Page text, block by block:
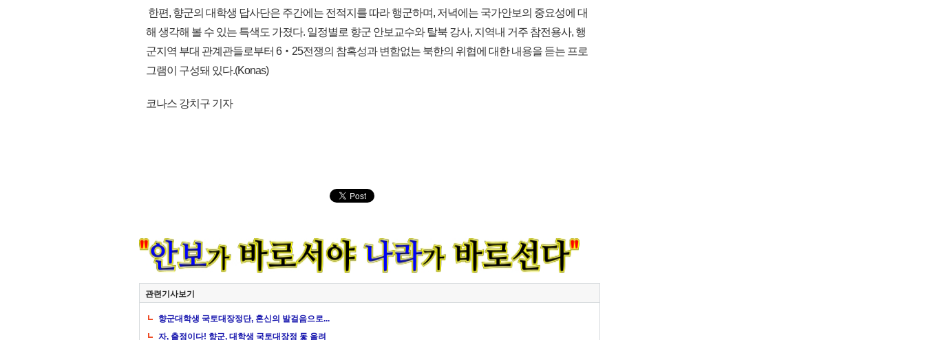
한편, 향군의 대학생 답사단은 주간에는 전적지를 따라 행군하며, 저녁에는 국가안보의 중요성에 대
해 생각해 볼 수 있는 특색도 가졌다. 일정별로 향군 안보교수와 탈북 강사, 지역내 거주 참전용사, 행
군지역 부대 관계관들로부터 6‧25전쟁의 참혹성과 변함없는 북한의 위협에 대한 내용을 듣는 프로
그램이 구성돼 있다.(Konas)
코나스 강치구 기자
관련기사보기
향군대학생 국토대장정단, 혼신의 발걸음으로...
자, 출정이다! 향군, 대학생 국토대장정 돛 올려